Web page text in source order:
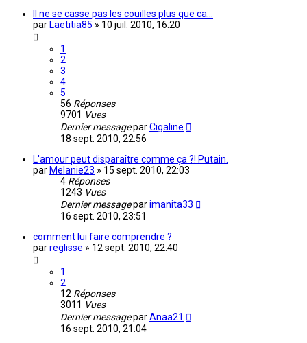
Il ne se casse pas les couilles plus que ca...
par Laetitia85 » 10 juil. 2010, 16:20
1
2
3
4
5
56 Réponses
9701 Vues
Dernier messageparCigaline
18 sept. 2010, 22:56
L'amour peut disparaître comme ça ?! Putain.
par Melanie23 » 15 sept. 2010, 22:03
4 Réponses
1243 Vues
Dernier messageparimanita33
16 sept. 2010, 23:51
comment lui faire comprendre ?
parreglisse » 12 sept. 2010, 22:40
1
2
12 Réponses
3011 Vues
Dernier messageparAnaa21
16 sept. 2010, 21:04